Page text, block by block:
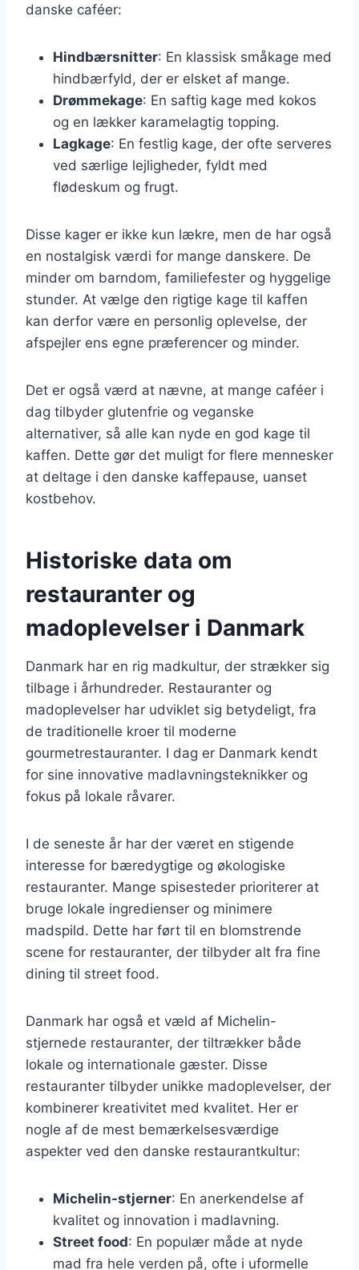
danske caféer:
Hindbærsnitter: En klassisk småkage med
hindbærfyld, der er elsket af mange.
Drømmekage: En saftig kage med kokos
og en lækker karamelagtig topping.
Lagkage: En festlig kage, der ofte serveres
ved særlige lejligheder, fyldt med
flødeskum og frugt.
Disse kager er ikke kun lækre, men de har også
en nostalgisk værdi for mange danskere. De
minder om barndom, familiefester og hyggelige
stunder. At vælge den rigtige kage til kaffen
kan derfor være en personlig oplevelse, der
afspejler ens egne præferencer og minder.
Det er også værd at nævne, at mange caféer i
dag tilbyder glutenfrie og veganske
alternativer, så alle kan nyde en god kage til
kaffen. Dette gør det muligt for flere mennesker
at deltage i den danske kaffepause, uanset
kostbehov.
Historiske data om
restauranter og
madoplevelser i Danmark
Danmark har en rig madkultur, der strækker sig
tilbage i århundreder. Restauranter og
madoplevelser har udviklet sig betydeligt, fra
de traditionelle kroer til moderne
gourmetrestauranter. I dag er Danmark kendt
for sine innovative madlavningsteknikker og
fokus på lokale råvarer.
I de seneste år har der været en stigende
interesse for bæredygtige og økologiske
restauranter. Mange spisesteder prioriterer at
bruge lokale ingredienser og minimere
madspild. Dette har ført til en blomstrende
scene for restauranter, der tilbyder alt fra fine
dining til street food.
Danmark har også et væld af Michelin-
stjernede restauranter, der tiltrækker både
lokale og internationale gæster. Disse
restauranter tilbyder unikke madoplevelser, der
kombinerer kreativitet med kvalitet. Her er
nogle af de mest bemærkelsesværdige
aspekter ved den danske restaurantkultur:
Michelin-stjerner: En anerkendelse af
kvalitet og innovation i madlavning.
Street food: En populær måde at nyde
mad fra hele verden på, ofte i uformelle